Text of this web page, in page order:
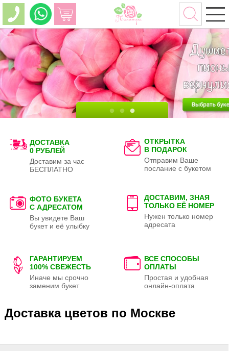
ДОСТАВКА
0 РУБЛЕЙ
Доставим за час
БЕСПЛАТНО
ОТКРЫТКА
В ПОДАРОК
Отправим Ваше
послание с букетом
ФОТО БУКЕТА
С АДРЕСАТОМ
Вы увидете Ваш
букет и её улыбку
ДОСТАВИМ, ЗНАЯ
ТОЛЬКО ЕЁ НОМЕР
Нужен только номер
адресата
ГАРАНТИРУЕМ
100% СВЕЖЕСТЬ
Иначе мы срочно
заменим букет
ВСЕ СПОСОБЫ
ОПЛАТЫ
Простая и удобная
онлайн-оплата
Доставка цветов по Москве